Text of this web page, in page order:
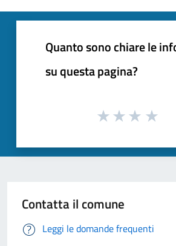
Quanto sono chiare le
su questa pagina?
Contatta il comune
Leggi le domande frequenti